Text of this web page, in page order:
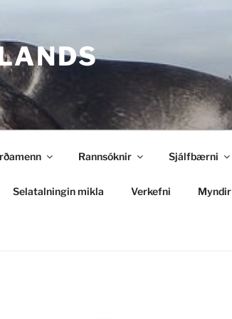
Rannsóknir Sjálfbærni
Selatalningin mikla Verkefni Myndir